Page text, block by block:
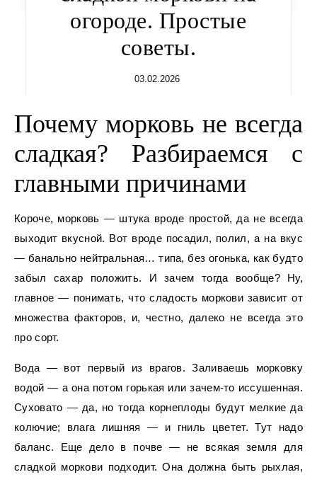
огороде. Простые
советы.
03.02.2026
Почему морковь не всегда
сладкая? Разбираемся с
главными причинами
Короче, морковь — штука вроде простой, да не всегда
выходит вкусной. Вот вроде посадил, полил, а на вкус
— банально нейтральная… типа, без огонька, как будто
забыл сахар положить. И зачем тогда вообще? Ну,
главное — понимать, что сладость моркови зависит от
множества факторов, и, честно, далеко не всегда это
про сорт.
Вода — вот первый из врагов. Заливаешь морковку
водой — а она потом горькая или зачем-то иссушенная.
Суховато — да, но тогда корнеплоды будут мелкие да
колючие; влага лишняя — и гниль цветет. Тут надо
баланс. Еще дело в почве — не всякая земля для
сладкой моркови подходит. Она должна быть рыхлая,